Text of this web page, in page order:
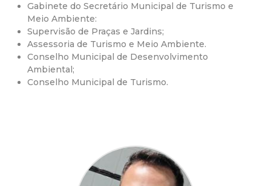
d
e
C
Gabinete do Secretário Municipal de Turismo e
Meio Ambiente:
Supervisão de Praças e Jardins;
Assessoria de Turismo e Meio Ambiente.
Conselho Municipal de Desenvolvimento
Ambiental;
Conselho Municipal de Turismo.